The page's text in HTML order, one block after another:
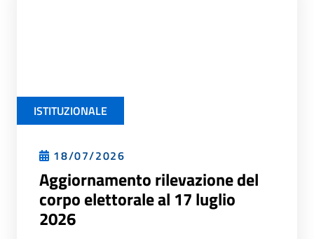
ISTITUZIONALE
18/07/2026
Aggiornamento rilevazione del
corpo elettorale al 17 luglio
2026